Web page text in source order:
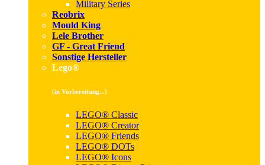
Military Series
Reobrix
Mould King
Lele Brother
GF - Great Friend
Sonstige Hersteller
Lego®
(in Vorbereitung...)
LEGO® Classic
LEGO® Creator
LEGO® Friends
LEGO® DOTs
LEGO® Icons